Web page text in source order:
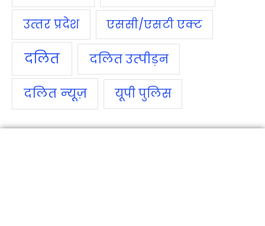
उत्‍तर प्रदेश एससी/एसटी एक्‍ट
दलित दलित उत्‍पीड़न
दलित न्‍यूज़ यूपी पुलिस